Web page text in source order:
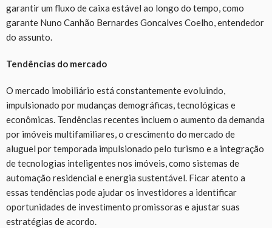
garantir um fluxo de caixa estável ao longo do tempo, como
garante Nuno Canhão Bernardes Goncalves Coelho, entendedor
do assunto.
Tendências do mercado
O mercado imobiliário está constantemente evoluindo,
impulsionado por mudanças demográficas, tecnológicas e
econômicas. Tendências recentes incluem o aumento da demanda
por imóveis multifamiliares, o crescimento do mercado de
aluguel por temporada impulsionado pelo turismo e a integração
de tecnologias inteligentes nos imóveis, como sistemas de
automação residencial e energia sustentável. Ficar atento a
essas tendências pode ajudar os investidores a identificar
oportunidades de investimento promissoras e ajustar suas
estratégias de acordo.